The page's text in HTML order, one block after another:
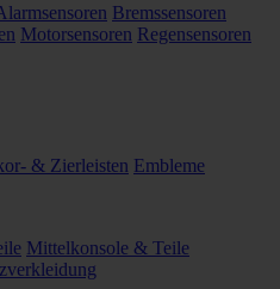
Bremssensoren
Motorsensoren Regensensoren
& Zierleisten Embleme
Mittelkonsole & Teile